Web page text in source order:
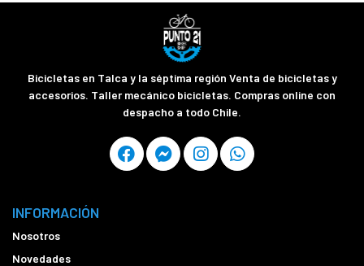
Bicicletas en Talca y la séptima región Venta de bicicletas y
accesorios. Taller mecánico bicicletas. Compras online con
despacho a todo Chile.
INFORMACIÓN
Nosotros
Novedades